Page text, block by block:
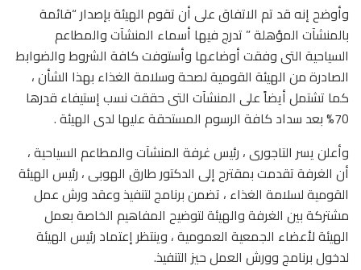
وأوضح إنه قد تم الاتفاق على أن تقوم الهيئة بإصدار “قائمة
بالمنشآت المؤهلة ” تدرج فيها أسماء المنشآت والمطاعم
السياحية التى وفقت أوضاعها وأستوفت كافة الشروط والضوابط
الصادرة من الهيئة القومية لصحة وسلامة الغذاء بهذا الشأن ،
كما تشتمل أيضاً على المنشآت التى حققت نسب إستيفاء قدرها
70% بعد سداد كافة الرسوم المستحقة عليها لدى الهيئة .
وأعلن يسر التاجورى ، رئيس غرفة المنشآت والمطاعم السياحية ،
أن الغرفة تقدمت بمقترح إلى الدكتور طارق الهوبى ، رئيس الهيئة
القومية لسلامة الغذاء ، تضمن برنامج لتنفيذ وعقد ورش عمل
مشتركة بين الغرفة والهيئة لتوضيح المفاهيم الخاصة بعمل
الهيئة لأعضاء الجمعية العمومية ، وينتظر إعتماد رئيس الهيئة
لدخول برنامج وورش العمل حيز التنفيذ.